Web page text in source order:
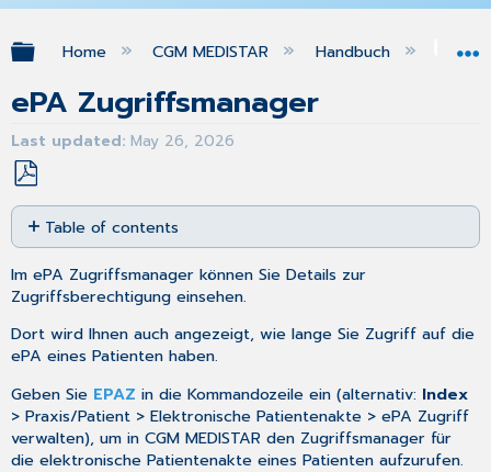
Expand/collapse global hierarchy
Home CGM MEDISTAR Handbuch
ePA Zugriffsmanager
Last updated May 26, 2026
Save
as
PDF
Table of contents
ePA-
Zugriff
sperren
bei
der
ePA-
Nutzung
durch
Im ePA Zugriffsmanager können Sie Details zur
Zugriffsberechtigung einsehen.
Dort wird Ihnen auch angezeigt, wie lange Sie Zugriff auf die
ePA eines Patienten haben.
Geben Sie EPAZ in die Kommandozeile ein (alternativ: Index
> Praxis/Patient > Elektronische Patientenakte > ePA Zugriff
verwalten), um in CGM MEDISTAR den Zugriffsmanager für
die elektronische Patientenakte eines Patienten aufzurufen.